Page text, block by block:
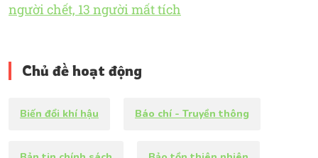
người chết, 13 người mất tích
Chủ đề hoạt động
Biến đổi khí hậu Báo chí - Truyền thông